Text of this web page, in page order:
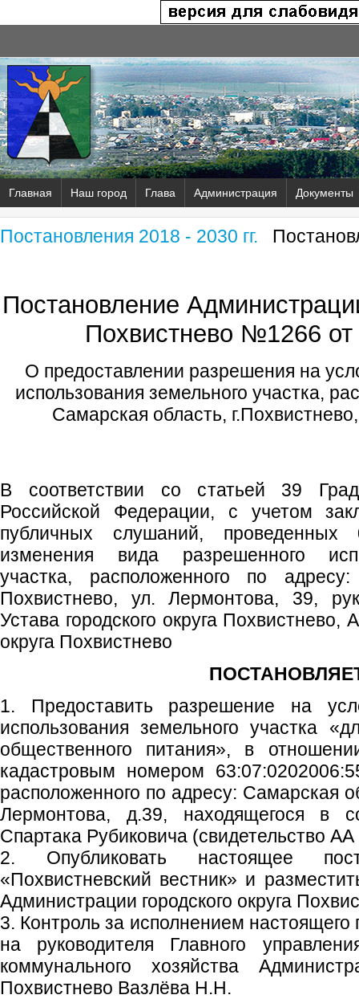
Главная Наш город Глава Администрация Документы
Постановления 2018 - 2030 гг.
Постановление
Похвистнево №1266 от
О предоставлении разрешения на
использования земельного участка,
Самарская область,
В соответствии со статьей 39
Российской Федерации, с учетом
публичных слушаний, проведенных
изменения вида разрешенного
участка, расположенного по
Похвистнево, ул. Лермонтова, 39,
Устава городского округа Похвистнево,
округа Похвистнево
1. Предоставить разрешение на
использования земельного участка
общественного питания», в
кадастровым номером
расположенного по адресу: Самарская
Лермонтова, д.39, находящегося в
Спартака Рубиковича (свидетельство
2. Опубликовать настоящее
«Похвистневский вестник» и
Администрации городского округа
3. Контроль за исполнением настоящего
на руководителя Главного
коммунального хозяйства
Похвистнево Вазлёва Н.Н.